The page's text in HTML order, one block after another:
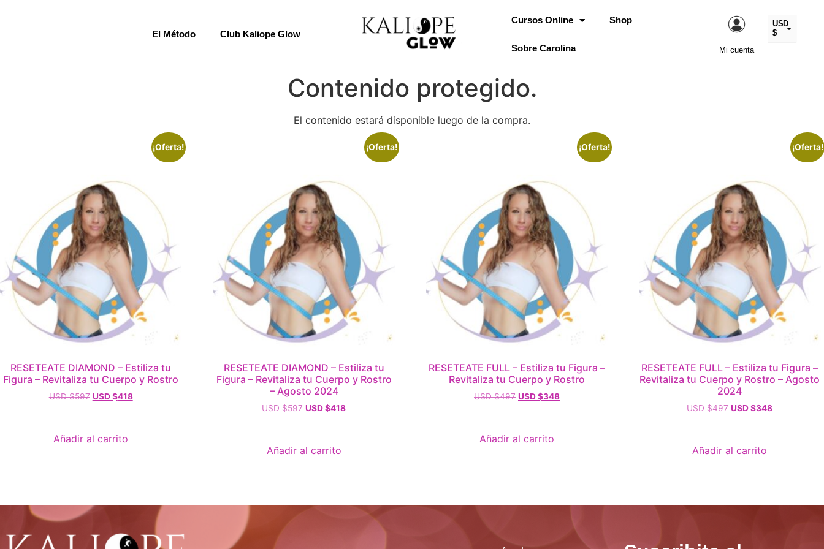
El Método Club Kaliope Glow
Cursos Online Shop
Sobre Carolina Mi cuenta
USD
$
UYU
Contenido protegido.
El contenido estará disponible luego de la compra.
¡Oferta!
RESETEATE DIAMOND – Estiliza tu
Figura – Revitaliza tu Cuerpo y Rostro
USD $597 USD $418
Añadir al carrito
¡Oferta!
RESETEATE DIAMOND – Estiliza tu
Figura – Revitaliza tu Cuerpo y Rostro
– Agosto 2024
USD $597 USD $418
Añadir al carrito
¡Oferta!
RESETEATE FULL – Estiliza tu Figura –
Revitaliza tu Cuerpo y Rostro
USD $497 USD $348
Añadir al carrito
¡Oferta!
RESETEATE FULL – Estiliza tu Figura –
Revitaliza tu Cuerpo y Rostro – Agosto
2024
USD $497 USD $348
Añadir al carrito